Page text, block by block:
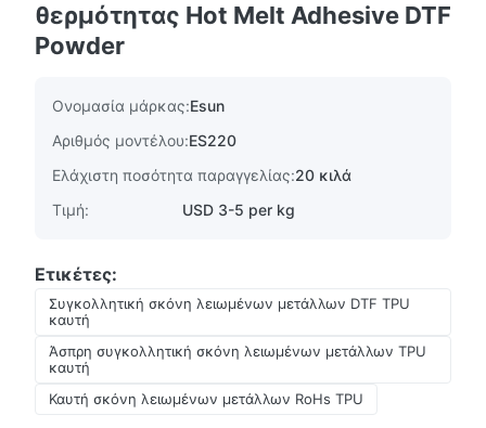
θερμότητας Hot Melt Adhesive DTF
Powder
Ονομασία μάρκας:Esun
Αριθμός μοντέλου:ES220
Ελάχιστη ποσότητα παραγγελίας:20 κιλά
Τιμή:
USD 3-5 per kg
Ετικέτες:
Συγκολλητική σκόνη λειωμένων μετάλλων DTF TPU
καυτή
Άσπρη συγκολλητική σκόνη λειωμένων μετάλλων TPU
καυτή
Καυτή σκόνη λειωμένων μετάλλων RoHs TPU